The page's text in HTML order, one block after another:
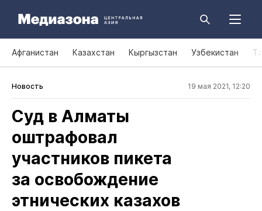
Афганистан Казахстан Кыргызстан Узбекистан
Новость 19 мая 2021, 12:20
Суд в Алматы
оштрафовал
участников пикета
за освобождение
этнических казахов